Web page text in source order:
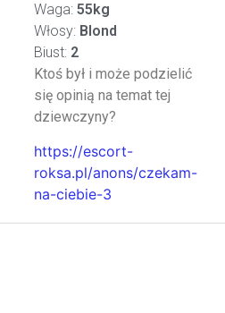
Waga: 55kg
Włosy: Blond
Biust: 2
Ktoś był i może podzielić
się opinią na temat tej
dziewczyny?
https://escort-
roksa.pl/anons/czekam-
na-ciebie-3